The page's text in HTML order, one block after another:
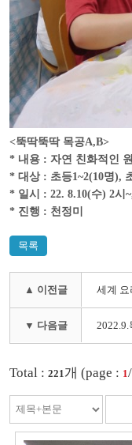
<뚝딱뚝딱 목공A,B>
* 내용 : 자연 친화적인
* 대상 : 초등1~2(10명),
* 일시 : 22. 8.10(수) 2시
* 진행 : 천정미
목록
▲ 이전글 세계 요
▼ 다음글
Total : 221개 (page : 1